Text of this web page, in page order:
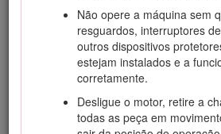
Não opere a máquina sem
resguardos, interruptores
outros dispositivos
estejam instalados e a
corretamente.
Desligue o motor, retire a
todas as peça em